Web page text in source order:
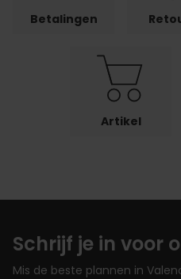
Betalingen
Artikel
Schrijf je in voor
Mis de beste plannen in